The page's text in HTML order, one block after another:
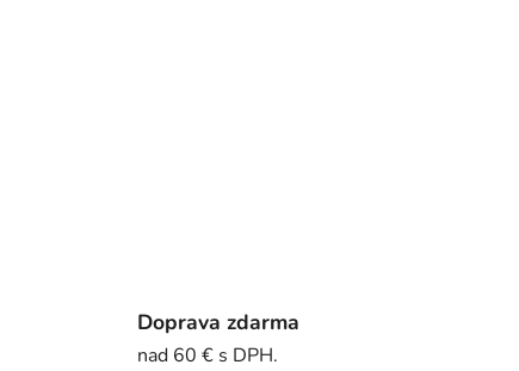
Doprava zdarma
nad 60 € s DPH.